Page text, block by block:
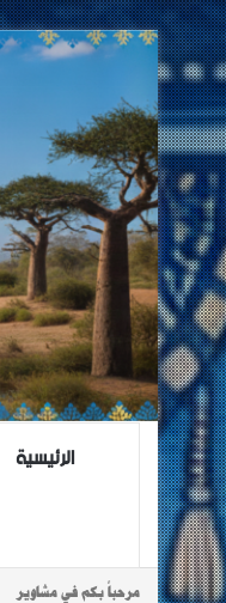
الرئيسية
مرحباً بكم في مشاوير